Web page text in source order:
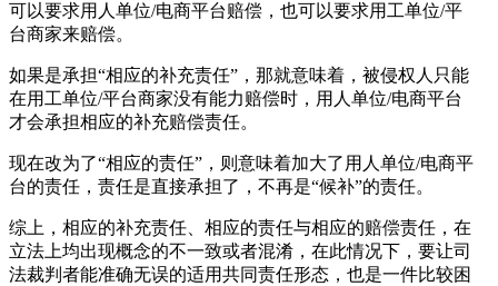
可以要求用人单位/电商平台赔偿，也可以要求用工单位/平
台商家来赔偿。
如果是承担“相应的补充责任”，那就意味着，被侵权人只能
在用工单位/平台商家没有能力赔偿时，用人单位/电商平台
才会承担相应的补充赔偿责任。
现在改为了“相应的责任”，则意味着加大了用人单位/电商平
台的责任，责任是直接承担了，不再是“候补”的责任。
综上，相应的补充责任、相应的责任与相应的赔偿责任，在
立法上均出现概念的不一致或者混淆，在此情况下，要让司
法裁判者能准确无误的适用共同责任形态，也是一件比较困